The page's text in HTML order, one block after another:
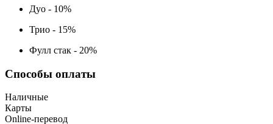
Дуо - 10%
Трио - 15%
Фулл стак - 20%
Способы оплаты
Наличные
Карты
Online-перевод